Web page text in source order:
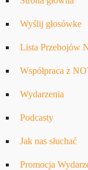
Wyślij głosówke
Lista Przebojów
Współpraca z
Wydarzenia
Podcasty
Jak nas słuchać
Promocja